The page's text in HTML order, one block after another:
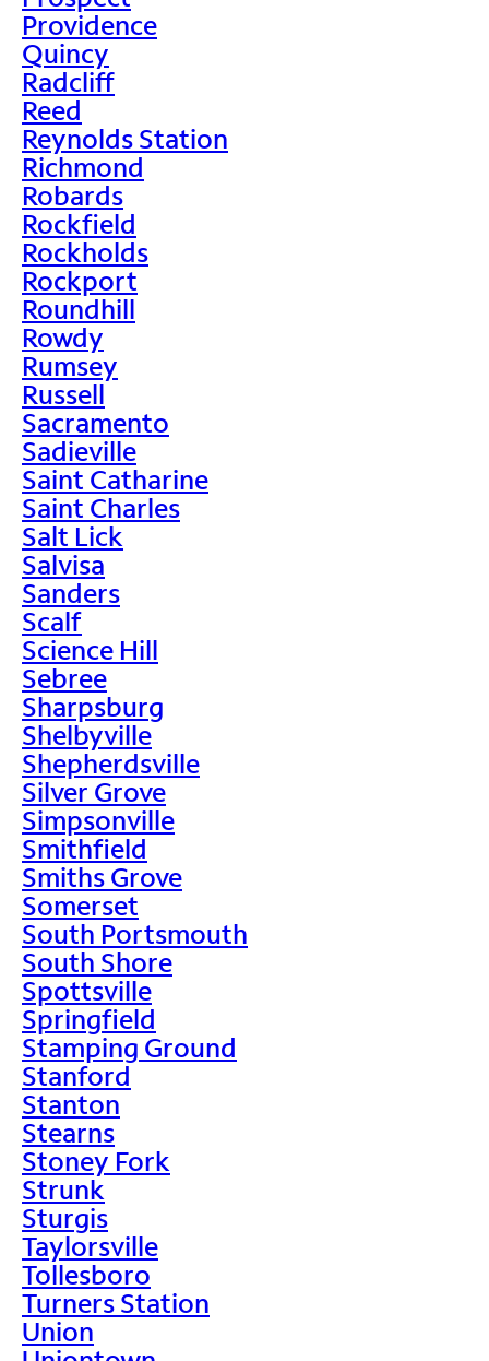
Providence
Quincy
Radcliff
Reed
Reynolds Station
Richmond
Robards
Rockfield
Rockholds
Rockport
Roundhill
Rowdy
Rumsey
Russell
Sacramento
Sadieville
Saint Catharine
Saint Charles
Salt Lick
Salvisa
Sanders
Scalf
Science Hill
Sebree
Sharpsburg
Shelbyville
Shepherdsville
Silver Grove
Simpsonville
Smithfield
Smiths Grove
Somerset
South Portsmouth
South Shore
Spottsville
Springfield
Stamping Ground
Stanford
Stanton
Stearns
Stoney Fork
Strunk
Sturgis
Taylorsville
Tollesboro
Turners Station
Union